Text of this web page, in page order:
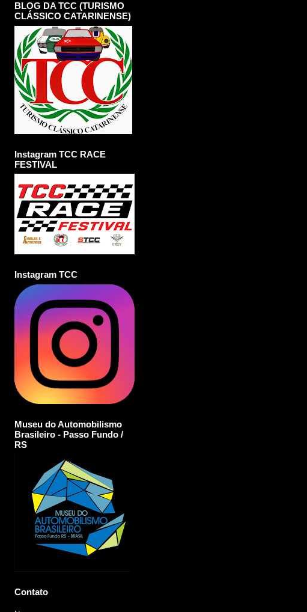
BLOG DA TCC (TURISMO
CLÁSSICO CATARINENSE)
Instagram TCC RACE
FESTIVAL
Instagram TCC
Museu do Automobilismo
Brasileiro - Passo Fundo /
RS
Contato